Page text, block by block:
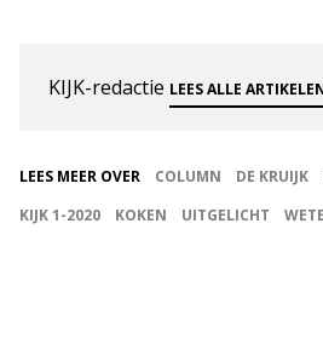
KIJK-redactie LEES ALLE
LEES MEER OVER COLUMN DE KRUIJK
KIJK 1-2020
KOKEN UITGELICHT